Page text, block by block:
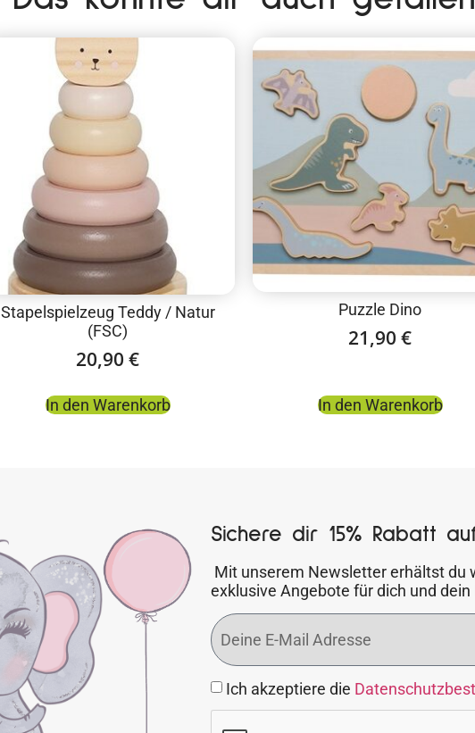
Stapelspielzeug Teddy / Natur
(FSC)
20,90 €
In den Warenkorb
Puzzle Dino
21,90 €
In den Warenkorb
Sichere dir 15% Rabatt
Mit unserem Newsletter erhältst du
exklusive Angebote für dich und dein
Ich akzeptiere die